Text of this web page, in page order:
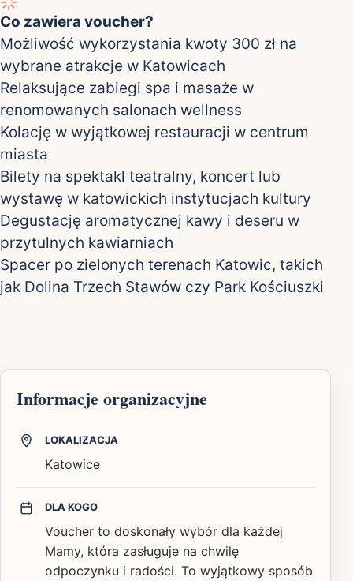
Co zawiera voucher?
Możliwość wykorzystania kwoty 300 zł na
wybrane atrakcje w Katowicach
Relaksujące zabiegi spa i masaże w
renomowanych salonach wellness
Kolację w wyjątkowej restauracji w centrum
miasta
Bilety na spektakl teatralny, koncert lub
wystawę w katowickich instytucjach kultury
Degustację aromatycznej kawy i deseru w
przytulnych kawiarniach
Spacer po zielonych terenach Katowic, takich
jak Dolina Trzech Stawów czy Park Kościuszki
Informacje organizacyjne
LOKALIZACJA
Katowice
DLA KOGO
Voucher to doskonały wybór dla każdej
Mamy, która zasługuje na chwilę
odpoczynku i radości. To wyjątkowy sposób